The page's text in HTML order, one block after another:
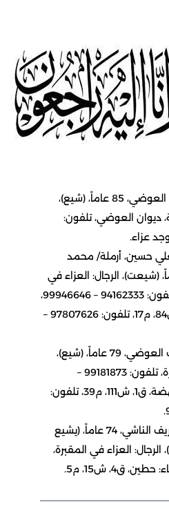
محمد أمين أسد محمد العوضي، 85 عاماً، (شيع)،
ديوان العوضي، تلفون:
حسين، أرملة/ محمد
90 عاماً، (شيعت)، الرجال: العزاء في
مسجد الإمام الحسن، تلفون: 94162333 – 99946646،
النساء: الرميثية، ق8، ش84، م17، تلفون: 97807626 –
خالد إبراهيم عبداللطيف العوضي، 79 عاماً، (شيع)،
الرجال: العزاء في المقبرة، تلفون: 99181873 –
90933669، النساء: النهضة، ق1، ش111، م39، تلفون:
شيخة أحمد إبراهيم الخريف الناشي، 74 عاماً، (يشيع
العزاء في المقبرة،